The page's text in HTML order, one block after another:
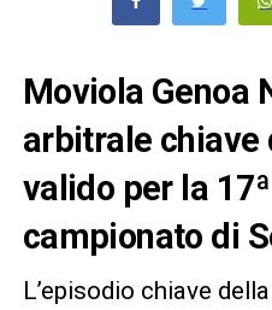
Moviola Genoa
arbitrale chiave
valido per la
campionato di
L’episodio chiave